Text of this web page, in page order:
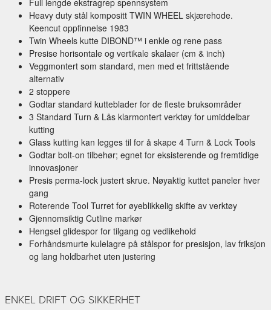
Heavy duty stål kompositt TWIN WHEEL skjærehode.
Keencut oppfinnelse 1983
Twin Wheels kutte DIBOND™ i enkle og rene pass
Presise horisontale og vertikale skalaer (cm & inch)
Veggmontert som standard, men med et frittstående
alternativ
2 stoppere
Godtar standard kutteblader for de fleste bruksområder
3 Standard Turn & Lås klarmontert verktøy for umiddelbar
kutting
Glass kutting kan legges til for å skape 4 Turn & Lock Tools
Godtar bolt-on tilbehør; egnet for eksisterende og fremtidige
innovasjoner
Presis perma-lock justert skrue. Nøyaktig kuttet paneler hver
gang
Roterende Tool Turret for øyeblikkelig skifte av verktøy
Gjennomsiktig Cutline markør
Hengsel glidespor for tilgang og vedlikehold
Forhåndsmurte kulelagre på stålspor for presisjon, lav friksjon
og lang holdbarhet uten justering
ENKEL DRIFT OG SIKKERHET